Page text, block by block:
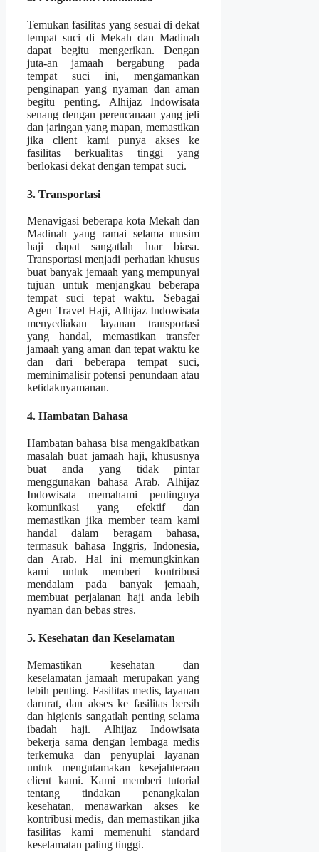
Temukan fasilitas yang sesuai di dekat
tempat suci di Mekah dan Madinah
dapat begitu mengerikan. Dengan
juta-an jamaah bergabung pada
tempat suci ini, mengamankan
penginapan yang nyaman dan aman
begitu penting. Alhijaz Indowisata
senang dengan perencanaan yang jeli
dan jaringan yang mapan, memastikan
jika client kami punya akses ke
fasilitas berkualitas tinggi yang
berlokasi dekat dengan tempat suci.
3. Transportasi
Menavigasi beberapa kota Mekah dan
Madinah yang ramai selama musim
haji dapat sangatlah luar biasa.
Transportasi menjadi perhatian khusus
buat banyak jemaah yang mempunyai
tujuan untuk menjangkau beberapa
tempat suci tepat waktu. Sebagai
Agen Travel Haji, Alhijaz Indowisata
menyediakan layanan transportasi
yang handal, memastikan transfer
jamaah yang aman dan tepat waktu ke
dan dari beberapa tempat suci,
meminimalisir potensi penundaan atau
ketidaknyamanan.
4. Hambatan Bahasa
Hambatan bahasa bisa mengakibatkan
masalah buat jamaah haji, khususnya
buat anda yang tidak pintar
menggunakan bahasa Arab. Alhijaz
Indowisata memahami pentingnya
komunikasi yang efektif dan
memastikan jika member team kami
handal dalam beragam bahasa,
termasuk bahasa Inggris, Indonesia,
dan Arab. Hal ini memungkinkan
kami untuk memberi kontribusi
mendalam pada banyak jemaah,
membuat perjalanan haji anda lebih
nyaman dan bebas stres.
5. Kesehatan dan Keselamatan
Memastikan kesehatan dan
keselamatan jamaah merupakan yang
lebih penting. Fasilitas medis, layanan
darurat, dan akses ke fasilitas bersih
dan higienis sangatlah penting selama
ibadah haji. Alhijaz Indowisata
bekerja sama dengan lembaga medis
terkemuka dan penyuplai layanan
untuk mengutamakan kesejahteraan
client kami. Kami memberi tutorial
tentang tindakan penangkalan
kesehatan, menawarkan akses ke
kontribusi medis, dan memastikan jika
fasilitas kami memenuhi standard
keselamatan paling tinggi.